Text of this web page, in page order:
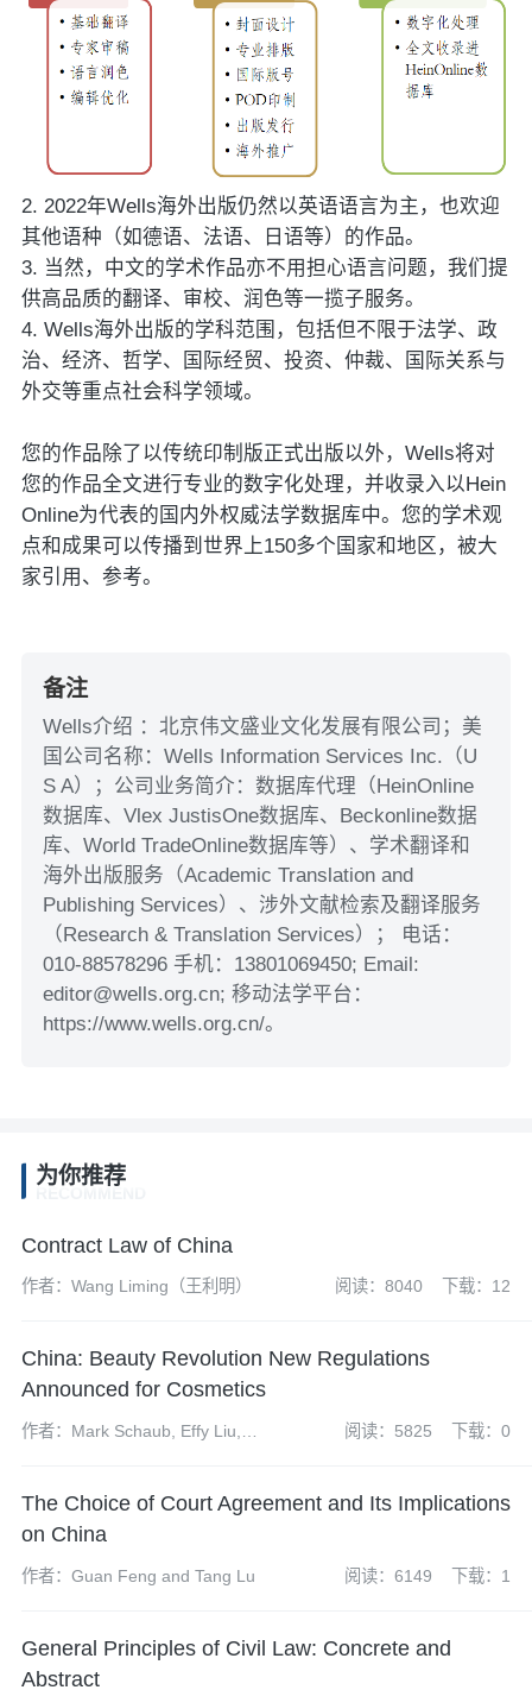
2. 2022年Wells海外出版仍然以英语语言为主，也欢迎
其他语种（如德语、法语、日语等）的作品。
3. 当然，中文的学术作品亦不用担心语言问题，我们提
供高品质的翻译、审校、润色等一揽子服务。
4. Wells海外出版的学科范围，包括但不限于法学、政
治、经济、哲学、国际经贸、投资、仲裁、国际关系与
外交等重点社会科学领域。
您的作品除了以传统印制版正式出版以外，Wells将对
您的作品全文进行专业的数字化处理，并收录入以Hein
Online为代表的国内外权威法学数据库中。您的学术观
点和成果可以传播到世界上150多个国家和地区，被大
家引用、参考。
备注
Wells介绍 ：北京伟文盛业文化发展有限公司；美
国公司名称：Wells Information Services Inc.（U
S A）；公司业务简介：数据库代理（HeinOnline
数据库、Vlex JustisOne数据库、Beckonline数据
库、World TradeOnline数据库等）、学术翻译和
海外出版服务（Academic Translation and
Publishing Services）、涉外文献检索及翻译服务
（Research & Translation Services）； 电话：
010-88578296 手机：13801069450; Email:
editor@wells.org.cn; 移动法学平台：
https://www.wells.org.cn/。
为你推荐
Contract Law of China
作者：Wang Liming（王利明） 阅读：8040 下载：12
China: Beauty Revolution New Regulations
Announced for Cosmetics
作者：Mark Schaub, Effy Liu,
阅读：5825 下载：0
The Choice of Court Agreement and Its Implications
on China
作者：Guan Feng and Tang Lu 阅读：6149 下载：1
General Principles of Civil Law: Concrete and
Abstract